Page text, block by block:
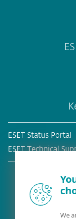
ESET Status Portal
ESET Technical
We